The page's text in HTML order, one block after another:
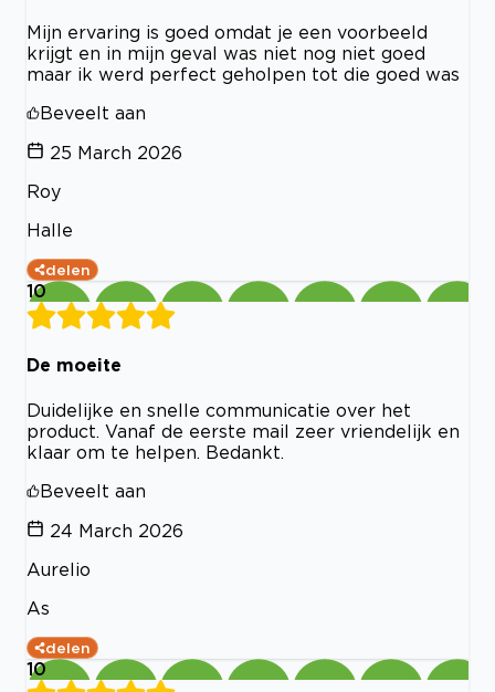
Mijn ervaring is goed omdat je een voorbeeld
krijgt en in mijn geval was niet nog niet goed
maar ik werd perfect geholpen tot die goed was
Beveelt aan
25 March 2026
Roy
Halle
delen
10
De moeite
Duidelijke en snelle communicatie over het
product. Vanaf de eerste mail zeer vriendelijk en
klaar om te helpen. Bedankt.
Beveelt aan
24 March 2026
Aurelio
As
delen
10